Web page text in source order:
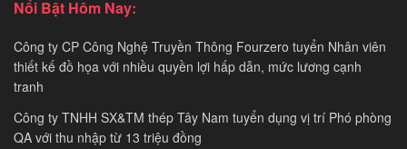
Nổi Bật Hôm Nay:
Công ty CP Công Nghệ Truyền Thông Fourzero tuyển Nhân viên
thiết kế đồ họa với nhiều quyền lợi hấp dẫn, mức lương cạnh
tranh
Công ty TNHH SX&TM thép Tây Nam tuyển dụng vị trí Phó phòng
QA với thu nhập từ 13 triệu đồng